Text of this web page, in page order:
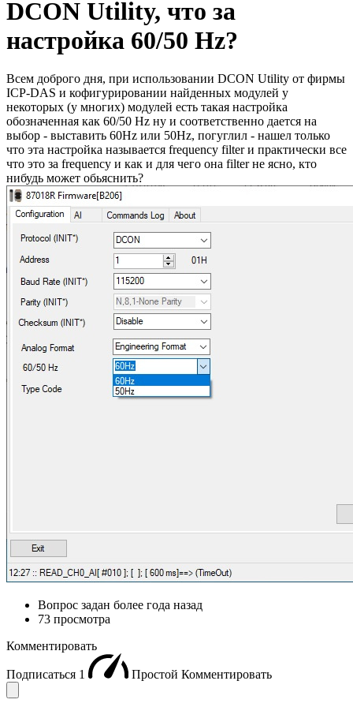
DCON Utility, что за
настройка 60/50 Hz?
Всем доброго дня, при использовании DCON Utility от фирмы
ICP-DAS и кофигурировании найденных модулей у
некоторых (у многих) модулей есть такая настройка
обозначенная как 60/50 Hz ну и соответственно дается на
выбор - выставить 60Hz или 50Hz, погуглил - нашел только
что эта настройка называется frequency filter и практически все
что это за frequency и как и для чего она filter не ясно, кто
нибудь может обьяснить?
Вопрос задан более года назад
73 просмотра
Комментировать
Подписаться 1 Простой Комментировать